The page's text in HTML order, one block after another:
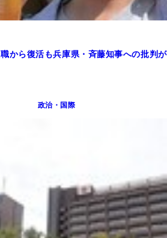
から復活も兵庫県・斉藤知事への批判が
政治・国際